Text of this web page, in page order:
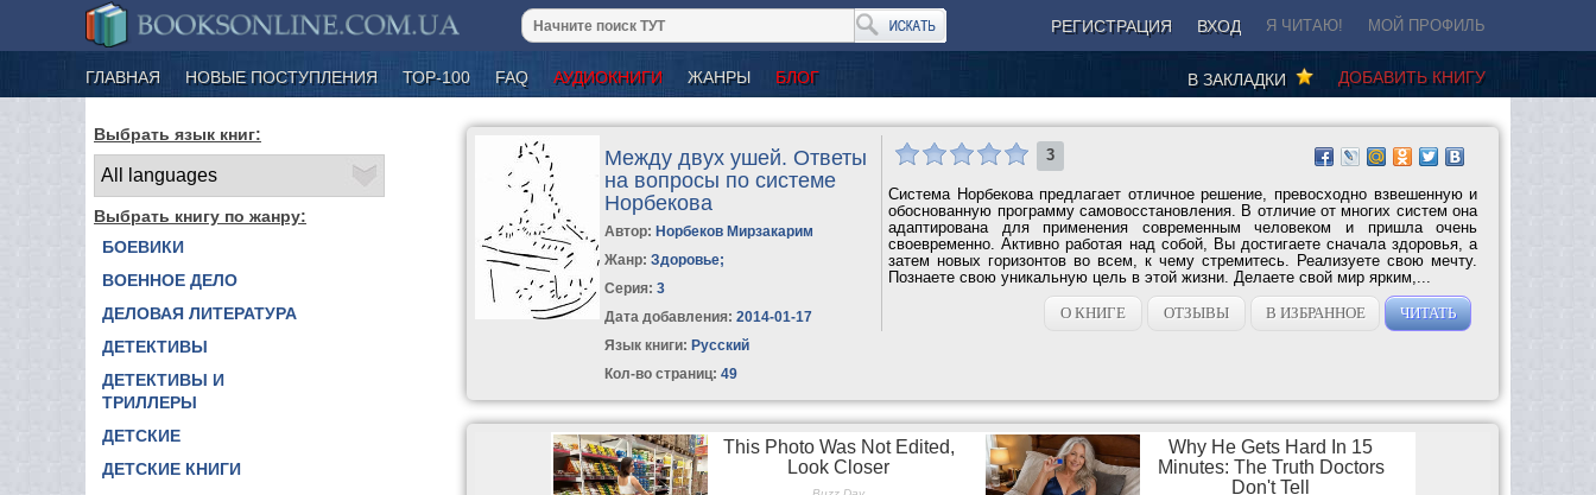
РЕГИСТРАЦИЯ ВХОД Я ЧИТАЮ! МОЙ ПРОФИЛЬ
ГЛАВНАЯ НОВЫЕ ПОСТУПЛЕНИЯ ТОР-100 FAQ АУДИОКНИГИ ЖАНРЫ БЛОГ ДОБАВИТЬ КНИГУ
В ЗАКЛАДКИ
Выбрать язык книг:
Выбрать книгу по жанру:
БОЕВИКИ
ВОЕННОЕ ДЕЛО
ДЕЛОВАЯ ЛИТЕРАТУРА
ДЕТЕКТИВЫ
ДЕТЕКТИВЫ И
ТРИЛЛЕРЫ
ДЕТСКИЕ
ДЕТСКИЕ КНИГИ
Между двух ушей. Ответы
на вопросы по системе
Норбекова
Автор: Норбеков Мирзакарим
Жанр: Здоровье;
Серия:3
Дата добавления: 2014-01-17
Язык книги: Русский
Кол-во страниц: 49
3
Система Норбекова предлагает отличное решение, превосходно взвешенную и
обоснованную программу самовосстановления. В отличие от многих систем она
адаптирована для применения современным человеком и пришла очень
своевременно. Активно работая над собой, Вы достигаете сначала здоровья, а
затем новых горизонтов во всем, к чему стремитесь. Реализуете свою мечту.
Познаете свою уникальную цель в этой жизни. Делаете свой мир ярким,...
О КНИГЕ
ОТЗЫВЫ В ИЗБРАННОЕ ЧИТАТЬ